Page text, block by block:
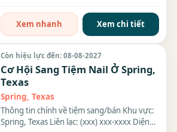
Xem nhanh
Xem chi tiết
Còn hiệu lực đến: 08-08-2027
Cơ Hội Sang Tiệm Nail Ở Spring,
Texas
Spring, Texas
Thông tin chính về tiệm sang/bán Khu vực:
Spring, Texas Liên lạc: (xxx) xxx-xxxx Diện